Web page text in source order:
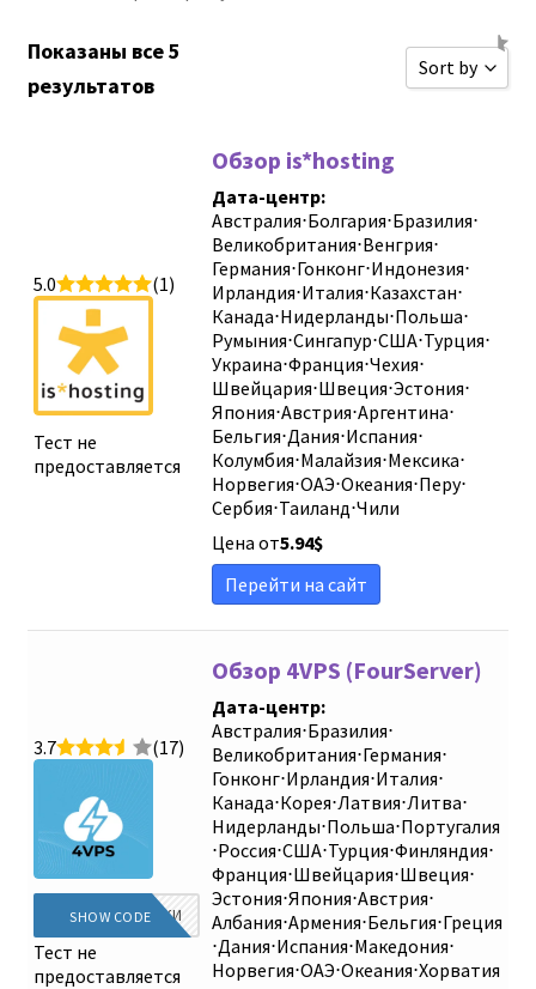
Показаны все 5
результатов
Sort by
Новые
Sort by
5.0 (1)
Тест не
предоставляется
Обзор is*hosting
Дата-центр:
Австралия⋅Болгария⋅Бразилия⋅
Великобритания⋅Венгрия⋅
Германия⋅Гонконг⋅Индонезия⋅
Ирландия⋅Италия⋅Казахстан⋅
Канада⋅Нидерланды⋅Польша⋅
Румыния⋅Сингапур⋅США⋅Турция⋅
Украина⋅Франция⋅Чехия⋅
Швейцария⋅Швеция⋅Эстония⋅
Япония⋅Австрия⋅Аргентина⋅
Бельгия⋅Дания⋅Испания⋅
Колумбия⋅Малайзия⋅Мексика⋅
Норвегия⋅ОАЭ⋅Океания⋅Перу⋅
Сербия⋅Таиланд⋅Чили
Цена от5.94$
Перейти на сайт
3.7 (17)
АВТОМАТИЧЕСКИ
SHOW CODE
Тест не
предоставляется
Обзор 4VPS (FourServer)
Дата-центр:
Австралия⋅Бразилия⋅
Великобритания⋅Германия⋅
Гонконг⋅Ирландия⋅Италия⋅
Канада⋅Корея⋅Латвия⋅Литва⋅
Нидерланды⋅Польша⋅Португалия
⋅Россия⋅США⋅Турция⋅Финляндия⋅
Франция⋅Швейцария⋅Швеция⋅
Эстония⋅Япония⋅Австрия⋅
Албания⋅Армения⋅Бельгия⋅Греция
⋅Дания⋅Испания⋅Македония⋅
Норвегия⋅ОАЭ⋅Океания⋅Хорватия